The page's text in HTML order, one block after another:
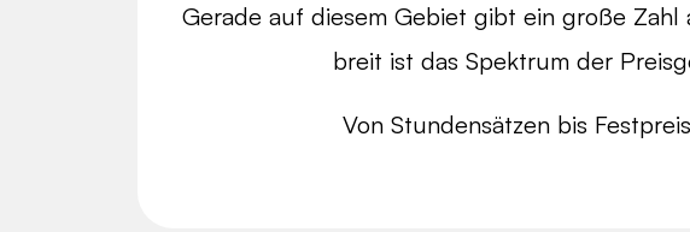
Gerade auf diesem Gebiet gibt ein große Zahl
breit ist das Spektrum der
Von Stundensätzen bis